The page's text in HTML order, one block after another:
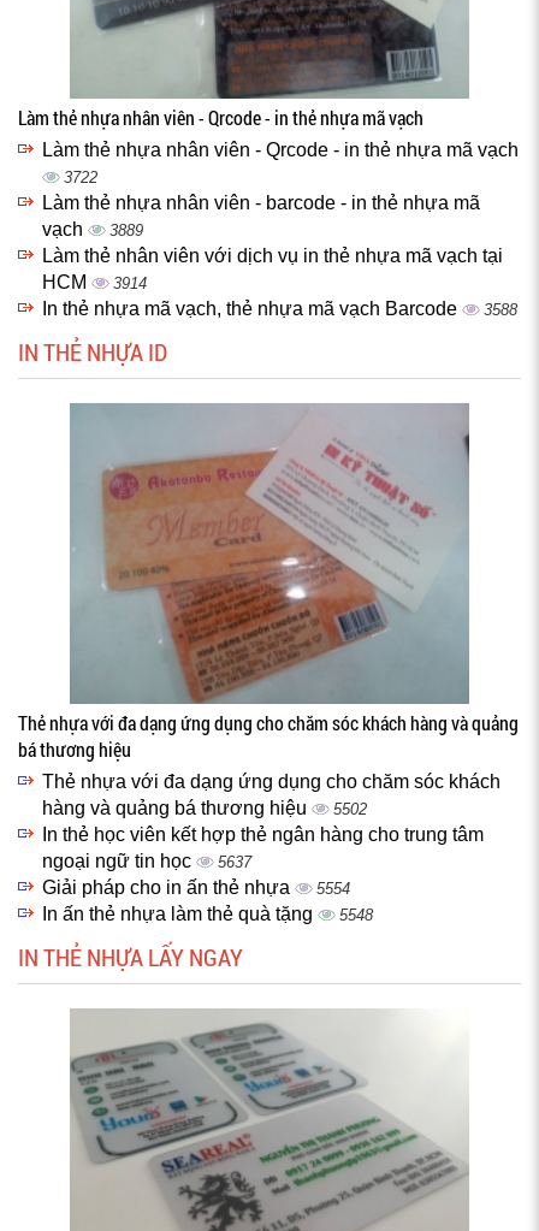
Làm thẻ nhựa nhân viên - Qrcode - in thẻ nhựa mã vạch
Làm thẻ nhựa nhân viên - Qrcode - in thẻ nhựa mã vạch
3722
Làm thẻ nhựa nhân viên - barcode - in thẻ nhựa mã
vạch
3889
Làm thẻ nhân viên với dịch vụ in thẻ nhựa mã vạch tại
HCM
3914
In thẻ nhựa mã vạch, thẻ nhựa mã vạch Barcode 3588
IN THẺ NHỰA ID
Thẻ nhựa với đa dạng ứng dụng cho chăm sóc khách hàng và quảng
bá thương hiệu
Thẻ nhựa với đa dạng ứng dụng cho chăm sóc khách
hàng và quảng bá thương hiệu
5502
In thẻ học viên kết hợp thẻ ngân hàng cho trung tâm
ngoại ngữ tin học
5637
Giải pháp cho in ấn thẻ nhựa 5554
In ấn thẻ nhựa làm thẻ quà tặng 5548
IN THẺ NHỰA LẤY NGAY